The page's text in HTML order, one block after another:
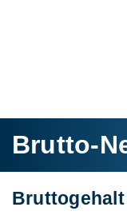
Brutto-
Bruttogehalt